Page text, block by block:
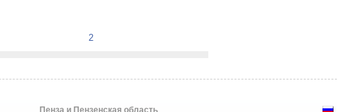
2
Пенза и Пензенская область